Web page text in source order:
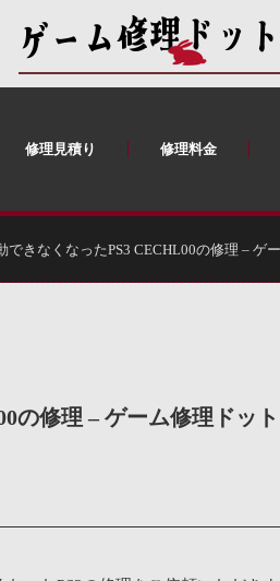
修理見積り 修理料金
できなくなったPS3 CECHL00の修理 – ゲ
の修理 – ゲーム修理ドッ